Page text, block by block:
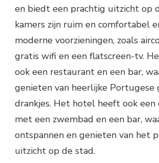
en biedt een prachtig uitzicht op
kamers zijn ruim en comfortabel
moderne voorzieningen, zoals
gratis wifi en een flatscreen-tv.
ook een restaurant en een bar,
genieten van heerlijke Portugese
drankjes. Het hotel heeft ook een
met een zwembad en een bar,
ontspannen en genieten van het
uitzicht op de stad.